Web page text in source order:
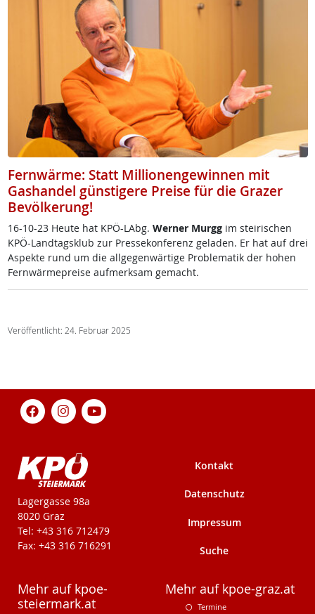
Fernwärme: Statt Millionengewinnen mit
Gashandel günstigere Preise für die Grazer
Bevölkerung!
16-10-23 Heu­te hat KPÖ-LAbg. Wer­ner Murggim stei­ri­schen
KPÖ-Land­tags­klub zur Pres­se­kon­fe­renz ge­la­den. Er hat auf drei
Aspek­te rund um die all­ge­gen­wär­ti­ge Pro­b­le­ma­tik der ho­hen
Fern­wär­m­e­p­rei­se auf­merk­sam ge­macht.
Veröffentlicht: 24. Februar 2025
KPÖ-Steiermark
Lagergasse 98a
8020 Graz
Tel: +43 316 712479
Fax: +43 316 716291
Kontakt
Datenschutz
Impressum
Suche
Mehr auf kpoe-
steiermark.at
Mehr auf kpoe-graz.at
Termine